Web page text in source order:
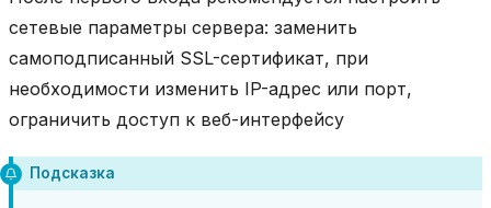
сетевые параметры сервера: заменить
самоподписанный SSL-сертификат, при
необходимости изменить IP-адрес или порт,
ограничить доступ к веб-интерфейсу
Подсказка